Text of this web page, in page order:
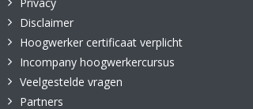
Disclaimer
Hoogwerker certificaat verplicht
Incompany hoogwerkercursus
Veelgestelde vragen
Partners